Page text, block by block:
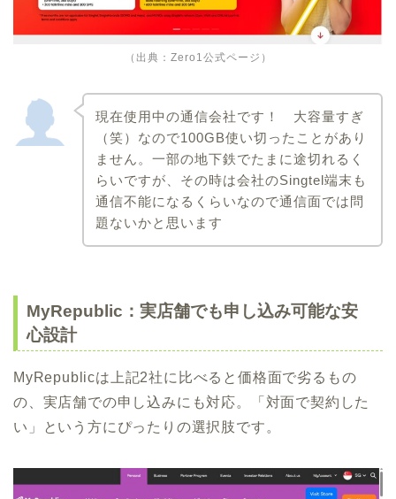
（出典： Zero1公式ページ ）
現在使用中の通信会社です！ 大容量すぎ
（笑）なので100GB使い切ったことがあり
ません。一部の地下鉄でたまに途切れるく
らいですが、その時は会社のSingtel端末も
通信不能になるくらいなので通信面では問
題ないかと思います
MyRepublic：実店舗でも申し込み可能な安
心設計
MyRepublicは上記2社に比べると価格面で劣るもの
の、実店舗での申し込みにも対応。「対面で契約した
い」という方にぴったりの選択肢です。